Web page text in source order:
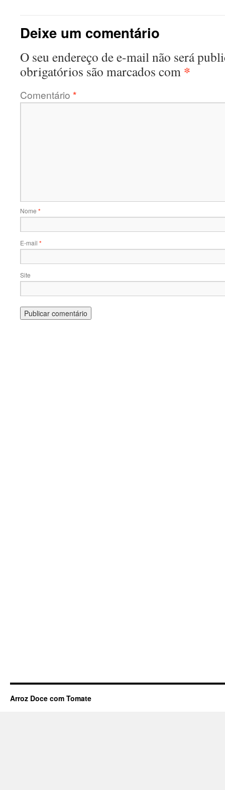
Deixe um comentário
O seu endereço de e-mail não será
obrigatórios são marcados com *
Comentário *
Nome *
E-mail *
Site
Arroz Doce com Tomate